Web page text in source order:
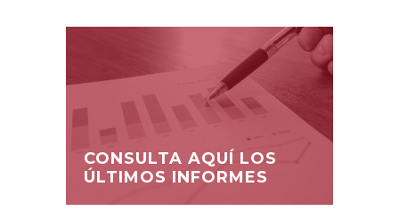
CONSULTA AQUÍ LOS
ÚLTIMOS INFORMES